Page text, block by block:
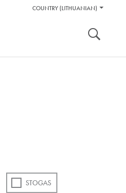
Pagalbos
COUNTRY (LITHUANIAN)
STOGAS